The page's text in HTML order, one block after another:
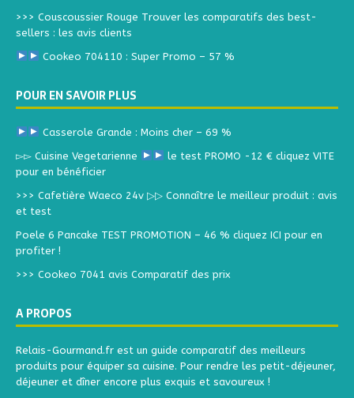
>>> Couscoussier Rouge Trouver les comparatifs des best-
sellers : les avis clients
Cookeo 704110 : Super Promo – 57 %
POUR EN SAVOIR PLUS
Casserole Grande : Moins cher – 69 %
▻▻ Cuisine Vegetarienne
le test PROMO -12 € cliquez VITE
pour en bénéficier
>>> Cafetière Waeco 24v ▷▷ Connaître le meilleur produit : avis
et test
Poele 6 Pancake TEST PROMOTION – 46 % cliquez ICI pour en
profiter !
>>> Cookeo 7041 avis Comparatif des prix
A PROPOS
Relais-Gourmand.fr est un guide comparatif des meilleurs
produits pour équiper sa cuisine. Pour rendre les petit-déjeuner,
déjeuner et dîner encore plus exquis et savoureux !